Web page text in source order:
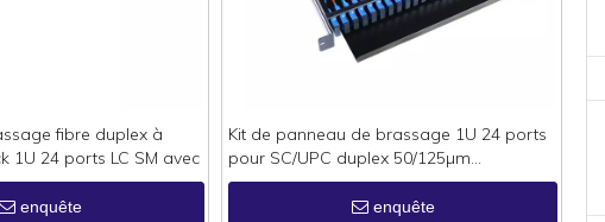
fibre duplex à
1U 24 ports LC SM avec
enquête
Kit de panneau de brassage 1U 24 ports
pour SC/UPC duplex 50/125µm
multimode OM3
enquête